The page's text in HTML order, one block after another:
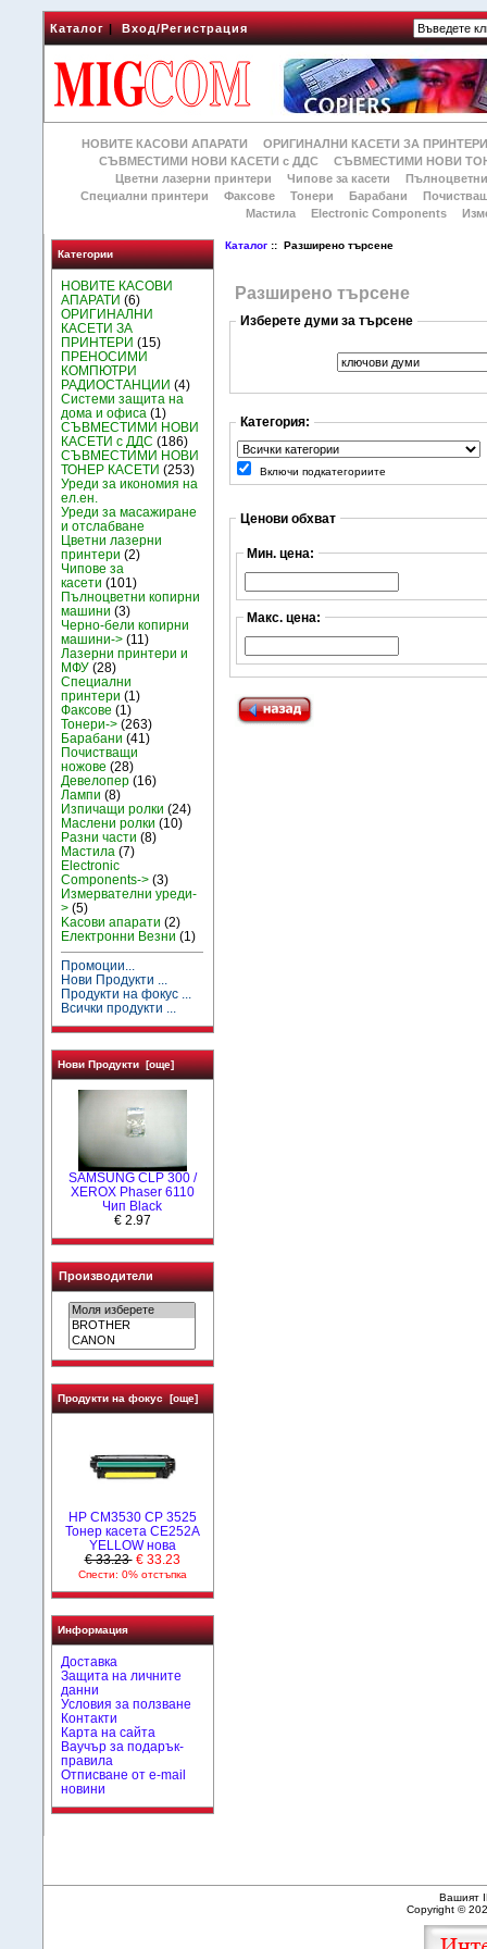
Каталог|Вход/Регистрация
НОВИТЕ КАСОВИ АПАРАТИ
ОРИГИНАЛНИ КАСЕТИ ЗА
СЪВМЕСТИМИ НОВИ КАСЕТИ с ДДС
СЪВМЕСТИМИ НОВИ
Цветни лазерни принтери
Чипове за касети
Специални принтери
Факсове Тонери Барабани
Мастила
Electronic Components
Категории
НОВИТЕ КАСОВИ
АПАРАТИ (6)
ОРИГИНАЛНИ
КАСЕТИ ЗА
ПРИНТЕРИ (15)
ПРЕНОСИМИ
КОМПЮТРИ
РАДИОСТАНЦИИ (4)
Системи защита на
дома и офиса (1)
СЪВМЕСТИМИ НОВИ
КАСЕТИ с ДДС (186)
СЪВМЕСТИМИ НОВИ
ТОНЕР КАСЕТИ (253)
Уреди за икономия на
ел.ен.
Уреди за масажиране
и отслабване
Цветни лазерни
принтери (2)
Чипове за
касети (101)
Пълноцветни копирни
машини (3)
Черно-бели копирни
машини-> (11)
Лазерни принтери и
МФУ (28)
Специални
принтери (1)
Факсове (1)
Тонери-> (263)
Барабани (41)
Почистващи
ножове (28)
Девелопер (16)
Лампи (8)
Изпичащи ролки (24)
Маслени ролки (10)
Разни части (8)
Мастила (7)
Electronic
Components-> (3)
Измервателни уреди-
> (5)
Kасови апарати (2)
Електронни Везни (1)
Промоции...
Нови Продукти ...
Продукти на фокус ...
Всички продукти ...
Нови Продукти [още]
SAMSUNG CLP 300 /
XEROX Phaser 6110
Чип Black
€ 2.97
Производители
Продукти на фокус [още]
HP CM3530 CP 3525
Тонер касета CE252A
YELLOW нова
€ 33.23 € 33.23
Спести: 0% отстъпка
Информация
Доставка
Защита на личните
данни
Условия за ползване
Контакти
Карта на сайта
Ваучър за подарък-
правила
Отписване от e-mail
новини
Каталог :: Разширено търсене
Разширено търсене
Изберете думи за търсене
Категория:
Включи подкатегориите
Ценови обхват
Мин. цена:
Макс. цена:
Вашият
Copyright ©